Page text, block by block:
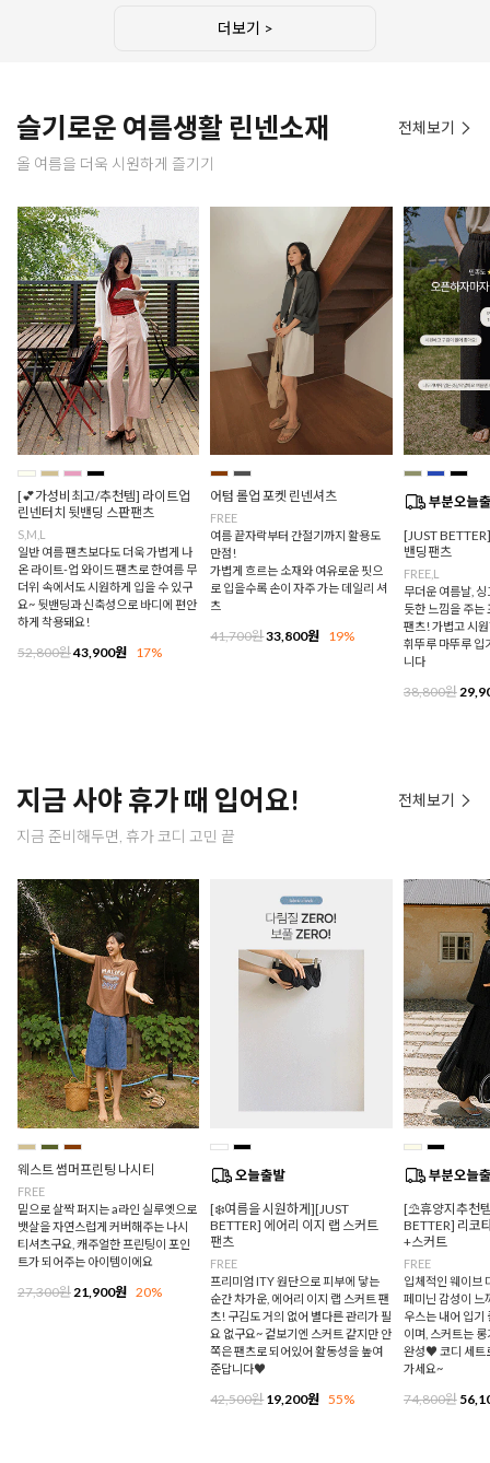
더보기 >
슬기로운 여름생활 린넨소재
올 여름을 더욱 시원하게 즐기기
전체보기
[💕가성비최고/추천템] 라이트업
린넨터치 뒷밴딩 스판팬츠
S,M,L
일반 여름 팬츠보다도 더욱 가볍게 나
온 라이트-업 와이드 팬츠로 한여름 무
더위 속에서도 시원하게 입을 수 있구
요~ 뒷밴딩과 신축성으로 바디에 편안
하게 착용돼요!
52,800원43,900원 17%
어텀 롤업 포켓 린넨셔츠
FREE
여름 끝자락부터 간절기까지 활용도
만점!
가볍게 흐르는 소재와 여유로운 핏으
로 입을수록 손이 자주 가는 데일리 셔
츠
41,700원33,800원 19%
[JUST
밴딩팬츠
FREE,L
무더운 여름날,
듯한 느낌을 주는
팬츠! 가볍고 시
휘뚜루 마뚜루 입
니다
38,800원
지금 사야 휴가 때 입어요!
지금 준비해두면, 휴가 코디 고민 끝
전체보기
웨스트 썸머프린팅 나시티
FREE
밑으로 살짝 퍼지는 a라인 실루엣으로
뱃살을 자연스럽게 커버해주는 나시
티셔츠구요, 캐주얼한 프린팅이 포인
트가 되어주는 아이템이에요
27,300원 21,900원 20%
[❄️여름을 시원하게][JUST
BETTER] 에어리 이지 랩 스커트
팬츠
FREE
프리미엄 ITY 원단으로 피부에 닿는
순간 차가운, 에어리 이지 랩 스커트 팬
츠! 구김도 거의 없어 별다른 관리가 필
요 없구요~ 겉보기엔 스커트 같지만 안
쪽은 팬츠로 되어있어 활동성을 높여
준답니다♥
42,500원19,200원 55%
[⛱️휴양지추천
BETTER] 리코
+스커트
FREE
입체적인 웨이브
페미닌 감성이 느
우스는 내어 입기
이며, 스커트는
완성♥ 코디 세트
가세요~
74,800원